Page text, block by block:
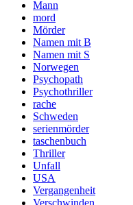
Mann
mord
Mörder
Namen mit B
Namen mit S
Norwegen
Psychopath
Psychothriller
rache
Schweden
serienmörder
taschenbuch
Thriller
Unfall
USA
Vergangenheit
Verschwinden